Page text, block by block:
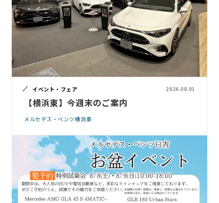
イベント・フェア 2026.08.01
【横浜東】今週末のご案内
メルセデス・ベンツ横浜東